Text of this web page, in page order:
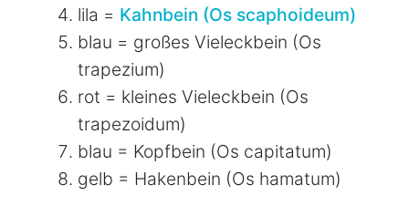
lila = Kahnbein (Os scaphoideum)
blau = großes Vieleckbein (Os
trapezium)
rot = kleines Vieleckbein (Os
trapezoidum)
blau = Kopfbein (Os capitatum)
gelb = Hakenbein (Os hamatum)